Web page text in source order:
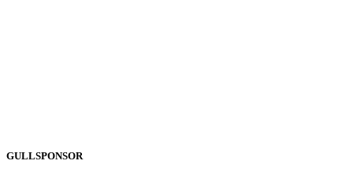
GULLSPONSOR